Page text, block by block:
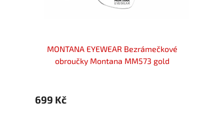
MONTANA EYEWEAR Bezrámečkové
obroučky Montana MM573 gold
699 Kč